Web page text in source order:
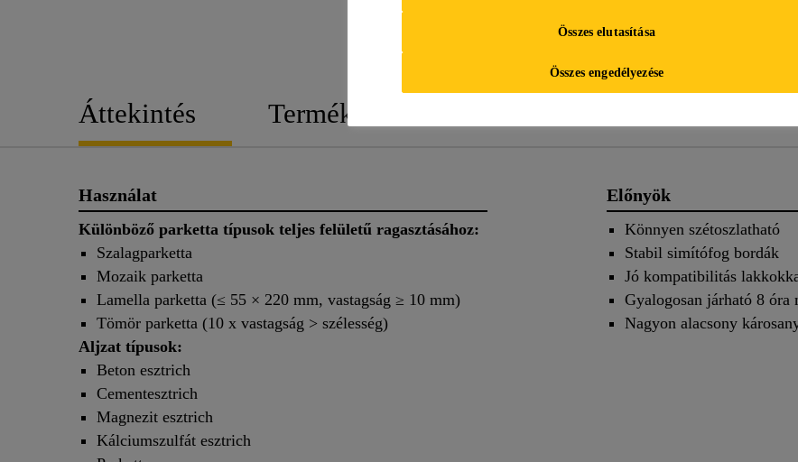
ADATLAP
Áttekintés Termék részletei
Használat
Különböző parketta típusok teljes felületű ragasztásához:
Szalagparketta
Mozaik parketta
Lamella parketta (≤ 55 × 220 mm, vastagság ≥ 10 mm)
Tömör parketta (10 x vastagság > szélesség)
Aljzat típusok:
Beton esztrich
Cementesztrich
Magnezit esztrich
Kálciumszulfát esztrich
Előnyök
Könnyen szétoszlatható
Stabil simítófog bordák
Jó kompatibilitás
Gyalogosan járható 8 óra
Nagyon alacsony
Összes elutasítása
Összes engedélyezése